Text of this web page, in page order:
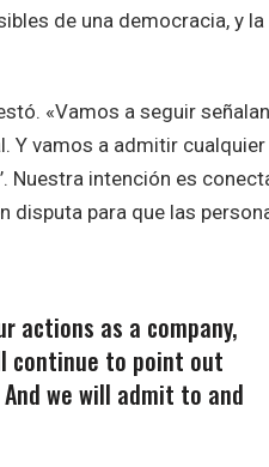
de una democracia, y la
«Vamos a seguir
Y vamos a admitir cualquier
Nuestra intención es
disputa para que las
actions as a company,
continue to point out
we will admit to and